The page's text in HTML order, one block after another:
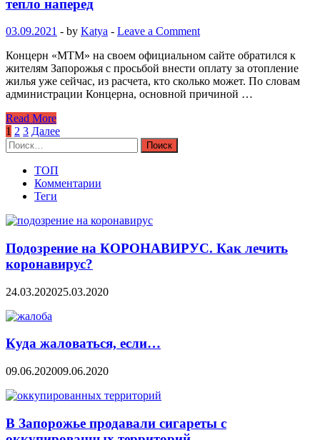
тепло наперед
03.09.2021 - by Katya - Leave a Comment
Концерн «МТМ» на своем официальном сайте обратился к
жителям Запорожья с просьбой внести оплату за отопление
жилья уже сейчас, из расчета, кто сколько может. По словам
администрации Концерна, основной причиной …
Read More
Навигация
по
записям
1 2 3 Далее
Найти:
ТОП
Комментарии
Теги
Подозрение на КОРОНАВИРУС. Как лечить
коронавирус?
24.03.202025.03.2020
Куда жаловаться, если…
09.06.202009.06.2020
В Запорожье продавали сигареты с